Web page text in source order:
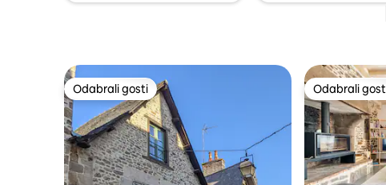
Odabrali gosti
Odabrali gosti Odabrali
Odabrali